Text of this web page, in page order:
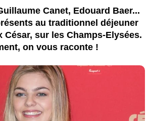
Canet, Edouard Baer...
au traditionnel déjeuner
César, sur les Champs-Elysées.
on vous raconte !